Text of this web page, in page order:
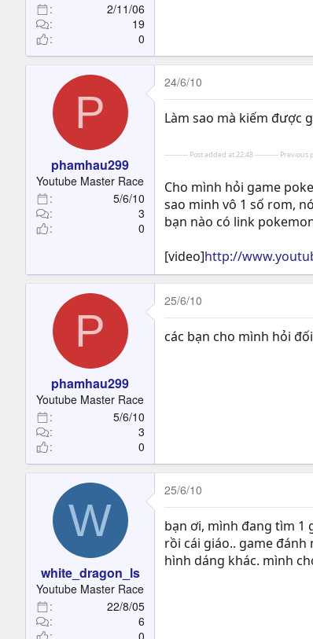
2/11/06
19
0
P
phamhau299
Youtube Master Race
5/6/10
3
0
24/6/10
Làm sao mà kiếm được
---------- Post added at 22:48 ---------- Previous
Cho mình hỏi game
sao minh vô 1 số rom,
bạn nào có link
[video]http://
P
phamhau299
Youtube Master Race
5/6/10
3
0
25/6/10
các bạn cho mình hỏi
W
white_dragon_ls
Youtube Master Race
22/8/05
6
0
25/6/10
bạn ơi, mình đang tìm 1
rồi cái giáo.. game
hình dáng khác. mình